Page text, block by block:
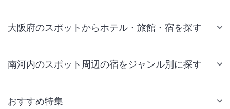
大阪府のスポットからホテル・旅館・宿を探す
南河内のスポット周辺の宿をジャンル別に探す
おすすめ特集